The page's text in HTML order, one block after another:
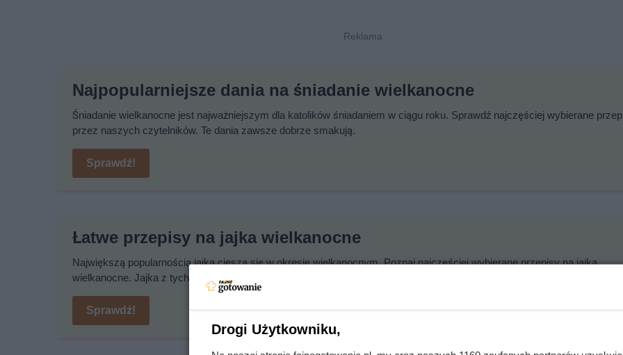
Najpopularniejsze dania na śniadanie wielkanocne
Śniadanie wielkanocne jest najważniejszym dla katolików śniadaniem w ciągu roku. Sprawdź najczęściej wybierane
przez naszych czytelników. Te dania zawsze dobrze smakują.
Sprawdź!
Łatwe przepisy na jajka wielkanocne
Największą popularnością jajka cieszą się w okresie wielkanocnym. Poznaj najczęściej wybierane przepisy na jajka
wielkanocne. Jajka z tych przepisów są proste do zrobienia i zawsze się udają!
Sprawdź!
Drogi Użytkowniku,